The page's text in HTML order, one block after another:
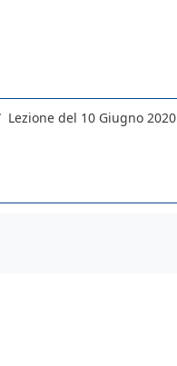
Lezione del 10 Giugno 2020